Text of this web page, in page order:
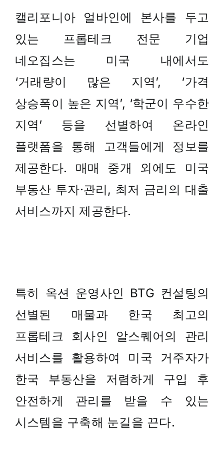
캘리포니아 얼바인에 본사를 두고
있는 프롭테크 전문 기업
네오집스는 미국 내에서도
‘거래량이 많은 지역’, ‘가격
상승폭이 높은 지역’, ‘학군이 우수한
지역’ 등을 선별하여 온라인
플랫폼을 통해 고객들에게 정보를
제공한다. 매매 중개 외에도 미국
부동산 투자·관리, 최저 금리의 대출
서비스까지 제공한다.
특히 옥션 운영사인 BTG 컨설팅의
선별된 매물과 한국 최고의
프롭테크 회사인 알스퀘어의 관리
서비스를 활용하여 미국 거주자가
한국 부동산을 저렴하게 구입 후
안전하게 관리를 받을 수 있는
시스템을 구축해 눈길을 끈다.